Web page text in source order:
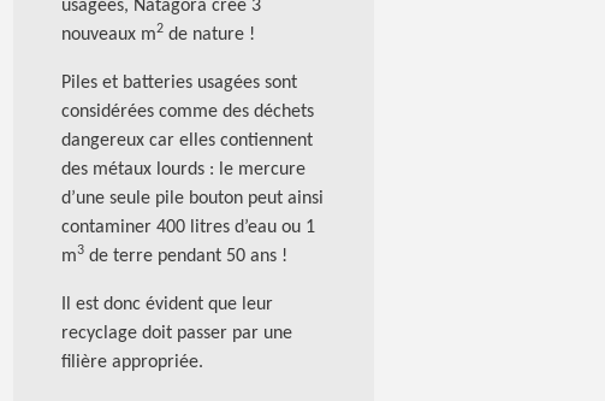
usagées, Natagora crée 3
nouveaux m2 de nature !
Piles et batteries usagées sont
considérées comme des déchets
dangereux car elles contiennent
des métaux lourds : le mercure
d’une seule pile bouton peut ainsi
contaminer 400 litres d’eau ou 1
m3 de terre pendant 50 ans !
Il est donc évident que leur
recyclage doit passer par une
filière appropriée.